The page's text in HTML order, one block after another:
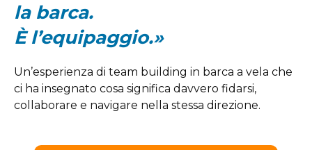
la barca.
È l’equipaggio.»
Un’esperienza di team building in barca a vela che
ci ha insegnato cosa significa davvero fidarsi,
collaborare e navigare nella stessa direzione.